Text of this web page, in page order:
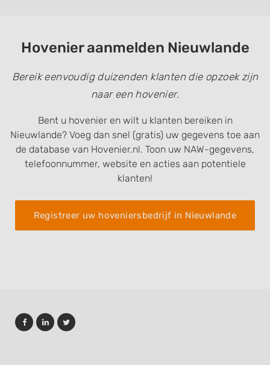
Hovenier aanmelden Nieuwlande
Bereik eenvoudig duizenden klanten die opzoek zijn
naar een hovenier.
Bent u hovenier en wilt u klanten bereiken in
Nieuwlande? Voeg dan snel (gratis) uw gegevens toe aan
de database van Hovenier.nl. Toon uw NAW-gegevens,
telefoonnummer, website en acties aan potentiele
klanten!
Registreer uw hoveniersbedrijf in Nieuwlande